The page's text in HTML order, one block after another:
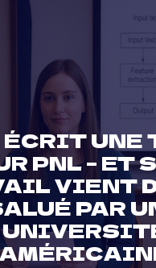
UNE
PNL – ET
VIENT
PAR